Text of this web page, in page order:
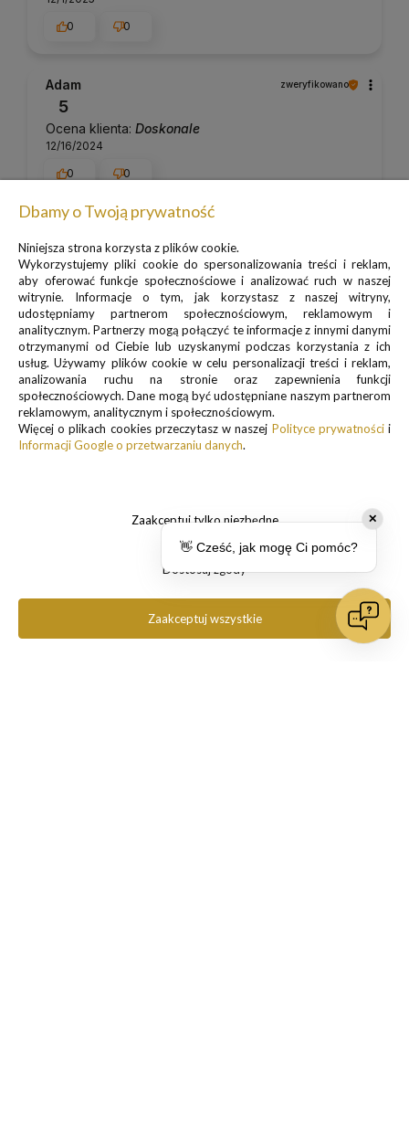
0
0
Dziękujemy za miłe słowa! Doceniamy czas
poświęcony na podzielenie się z nami Twoim
doświadczeniem. Jesteśmy szczęśliwi, że mamy
takich klientów. Z pozdrowieniami, obsługa
sklepu.
Adam zweryfikowano
5
Ocena klienta: Doskonale
12/16/2024
0
0
Patrycja zweryfikowano
5
Ocena klienta:Doskonale
8/19/2024
0
0
Kamil zweryfikowano
5
5
Doskonale
2/7/2024
✕
👋 Cześć, jak mogę Ci pomóc?
Dbamy o Twoją prywatność
Niniejsza strona korzysta z plików cookie.
Wykorzystujemy pliki cookie do spersonalizowania treści i reklam,
aby oferować funkcje społecznościowe i analizować ruch w naszej
witrynie. Informacje o tym, jak korzystasz z naszej witryny,
udostępniamy partnerom społecznościowym, reklamowym i
analitycznym. Partnerzy mogą połączyć te informacje z innymi danymi
otrzymanymi od Ciebie lub uzyskanymi podczas korzystania z ich
usług. Używamy plików cookie w celu personalizacji treści i reklam,
analizowania ruchu na stronie oraz zapewnienia funkcji
społecznościowych. Dane mogą być udostępniane naszym partnerom
reklamowym, analitycznym i społecznościowym.
Więcej o plikach cookies przeczytasz w naszej Polityce prywatnościi
Informacji Google o przetwarzaniu danych.
Zaakceptuj tylko niezbędne
Dostosuj zgody
Zaakceptuj wszystkie